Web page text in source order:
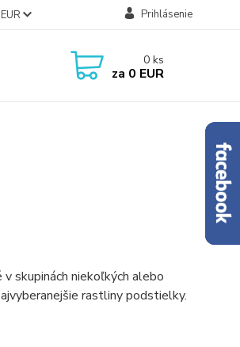
EUR Prihlásenie
0 ks
za 0 EUR
skupinách niekoľkých alebo
rastliny podstielky.